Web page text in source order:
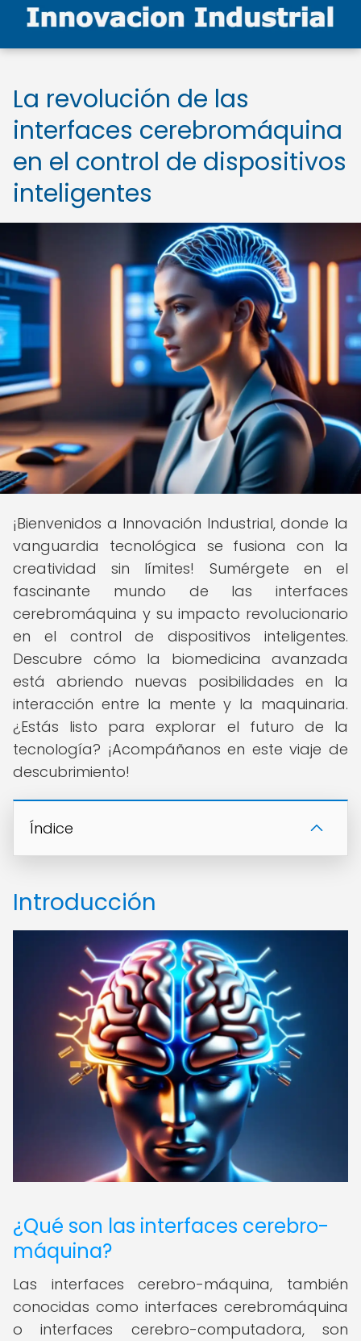
La revolución de las
interfaces cerebromáquina
en el control de dispositivos
inteligentes
¡Bienvenidos a Innovación Industrial, donde la
vanguardia tecnológica se fusiona con la
creatividad sin límites! Sumérgete en el
fascinante mundo de las interfaces
cerebromáquina y su impacto revolucionario
en el control de dispositivos inteligentes.
Descubre cómo la biomedicina avanzada
está abriendo nuevas posibilidades en la
interacción entre la mente y la maquinaria.
¿Estás listo para explorar el futuro de la
tecnología? ¡Acompáñanos en este viaje de
descubrimiento!
Índice
Introducción
¿Qué son las interfaces cerebro-
máquina?
Las interfaces cerebro-máquina, también
conocidas como interfaces cerebromáquina
o interfaces cerebro-computadora, son